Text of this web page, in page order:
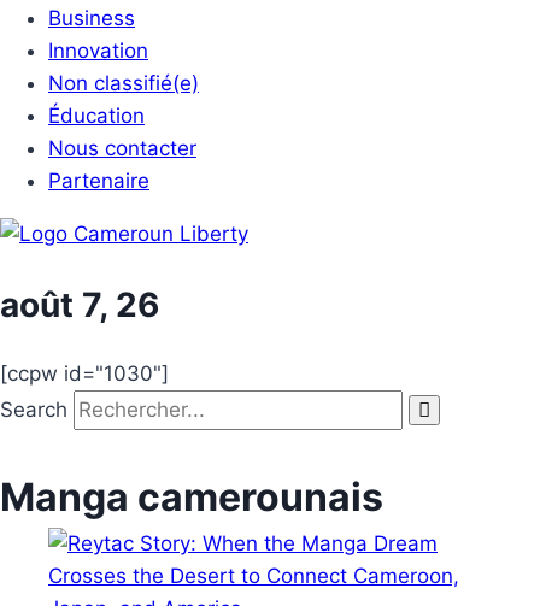
Business
Innovation
Non classifié(e)
Éducation
Nous contacter
Partenaire
août 7, 26
[ccpw id="1030"]
Search
Manga camerounais